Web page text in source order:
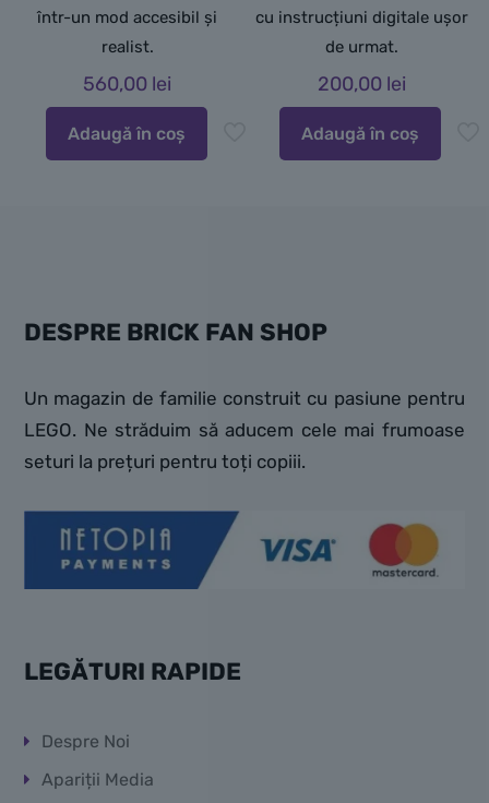
într-un mod accesibil și
realist.
560,00 lei
Adaugă în coș
cu instrucțiuni digitale ușor
de urmat.
200,00 lei
Adaugă în coș
DESPRE BRICK FAN SHOP
Un magazin de familie construit cu pasiune pentru
LEGO. Ne străduim să aducem cele mai frumoase
seturi la prețuri pentru toți copiii.
LEGĂTURI RAPIDE
Despre Noi
Apariții Media